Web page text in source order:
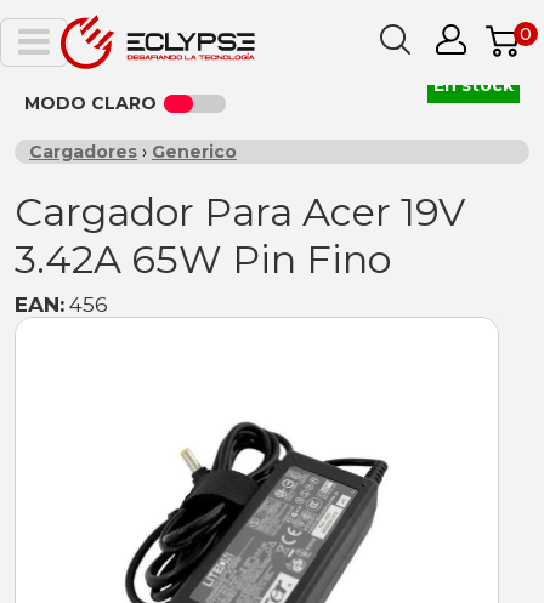
0
MODO CLARO
Cargadores › Generico
Cargador Para Acer 19V
3.42A 65W Pin Fino
EAN: 456
En stock